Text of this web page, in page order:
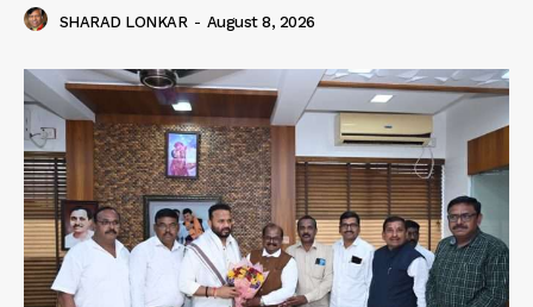
SHARAD LONKAR - August 8, 2026